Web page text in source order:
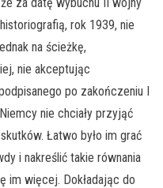
rok 1939, nie
na ścieżkę,
nie akceptując
po zakończeniu I
nie chciały przyjąć
Łatwo było im grać
i nakreślić takie równania
im więcej. Dokładając do